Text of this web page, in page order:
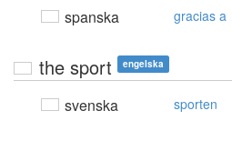
spanska gracias a
the sport engelska
svenska sporten